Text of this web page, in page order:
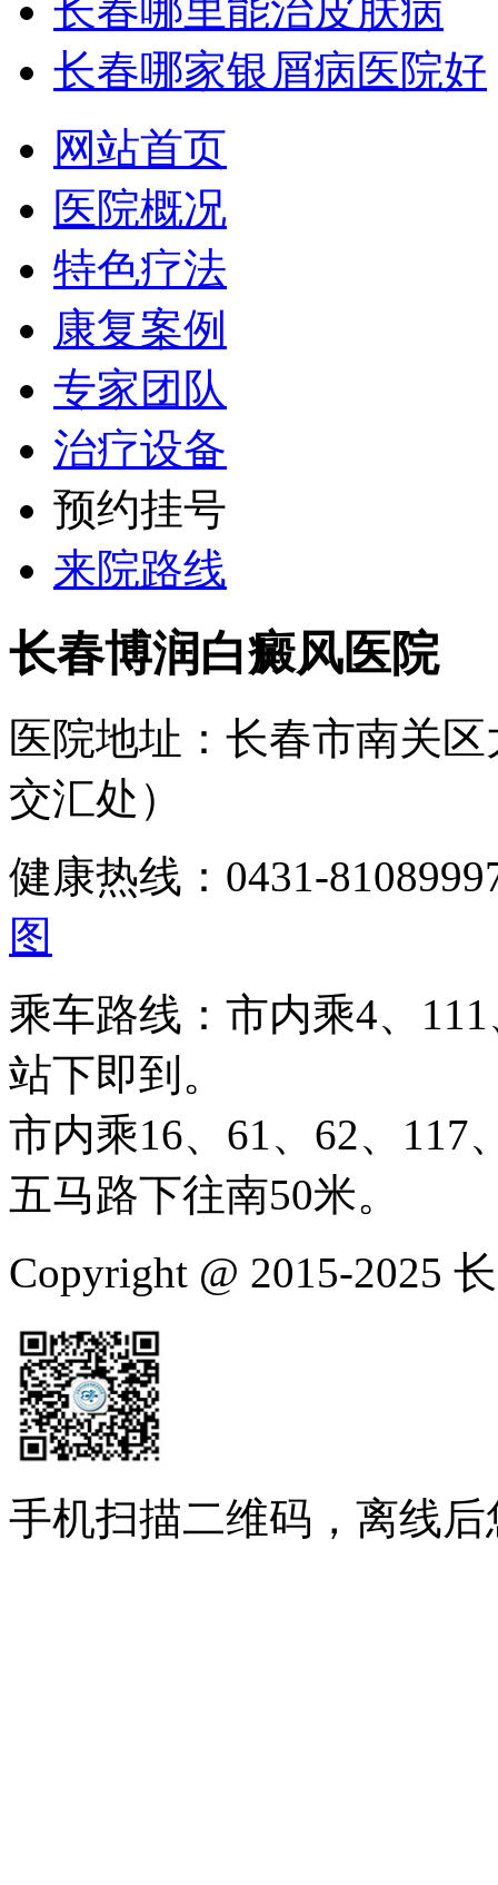
长春哪里能治皮肤病
长春哪家银屑病医院好
网站首页
医院概况
特色疗法
康复案例
专家团队
治疗设备
预约挂号
来院路线
长春博润白癜风医院
医院地址：长春市南关
交汇处）
健康热线：0431-
图
乘车路线：市内乘4、
站下即到。
市内乘16、61、62、117
五马路下往南50米。
Copyright @ 2015-2025
手机扫描二维码，离线